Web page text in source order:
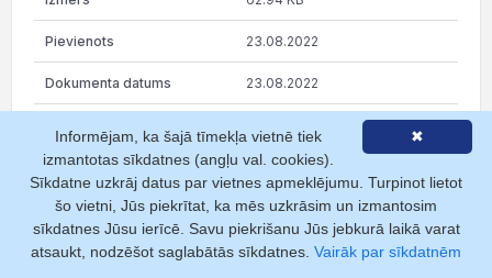
23.08.2022
23.08.2022
Statūtu grozījumi
25.19 KB
✖
Informējam, ka šajā tīmekļa vietnē tiek
izmantotas sīkdatnes (angļu val. cookies).
Sīkdatne uzkrāj datus par vietnes apmeklējumu. Turpinot lietot
šo vietni, Jūs piekrītat, ka mēs uzkrāsim un izmantosim
sīkdatnes Jūsu ierīcē. Savu piekrišanu Jūs jebkurā laikā varat
atsaukt, nodzēšot saglabātās sīkdatnes. Vairāk par sīkdatnēm